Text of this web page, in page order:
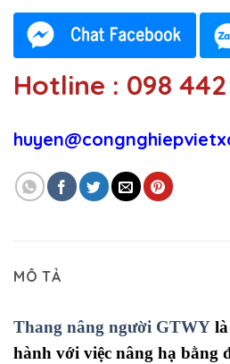
Hotline : 098 442
MÔ TẢ
Thang nâng người GTWY
hành với việc nâng hạ bằng